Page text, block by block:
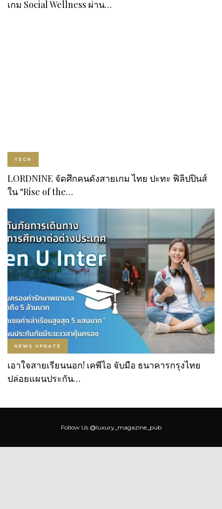
เกม Social Wellness ผ่าน…
TECH
LORDNINE จัดศึกคนดังสายเกม ไทย ปะทะ ฟิลิปปินส์
ใน “Rise of the…
NEWS UPDATE
เอาใจสายเรียนนอก! เคพีไอ จับมือ ธนาคารกรุงไทย
ปล่อยแผนประกัน…
Follow Us @luxury_magazine_pub